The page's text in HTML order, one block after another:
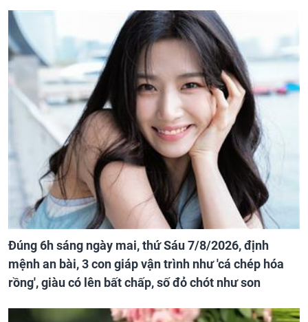
Đúng 6h sáng ngày mai, thứ Sáu 7/8/2026, định
mệnh an bài, 3 con giáp vận trình như 'cá chép hóa
rồng', giàu có lên bất chấp, số đỏ chót như son